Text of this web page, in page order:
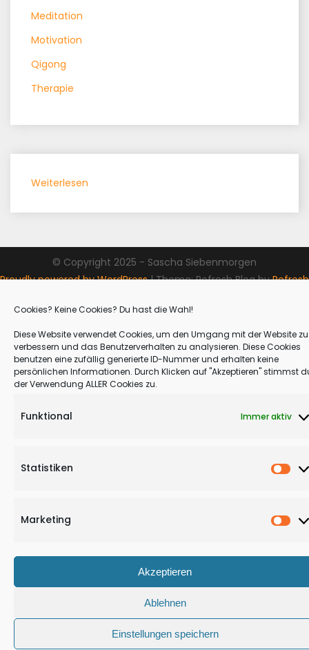
Cookies? Keine Cookies? Du hast die Wahl!
Diese Website verwendet Cookies, um den Umgang mit der Website zu
verbessern und das Benutzerverhalten zu analysieren. Diese Cookies
benutzen eine zufällig generierte ID-Nummer und erhalten keine
persönlichen Informationen. Durch Klicken auf "Akzeptieren" stimmst
der Verwendung ALLER Cookies zu.
Funktional Immer aktiv
Statistiken
Marketing
Akzeptieren
Ablehnen
Einstellungen speichern
Meditation
Motivation
Qigong
Therapie
Weiterlesen
dir
Zeit!
Sie
begrenzt
© Copyright 2025 - Sascha Siebenmorgen
Proudly powered by WordPress|Theme: Refresh Blog byRefresh